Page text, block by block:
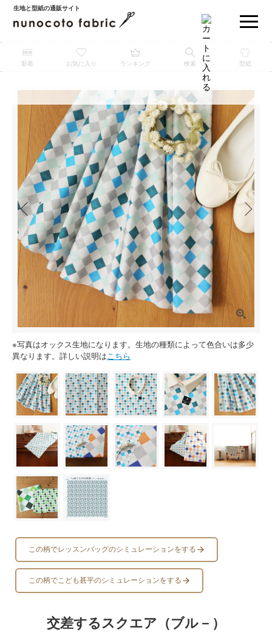
生地と型紙の通販サイト
新着 お気に入り ランキング 検索 型紙
※写真はオックス生地になります。生地の種類によって色合いは多少
異なります。詳しい説明はこちら
この柄でレッスンバッグのシミュレーションをする
この柄でこども甚平のシミュレーションをする
交差するスクエア（ブル－）